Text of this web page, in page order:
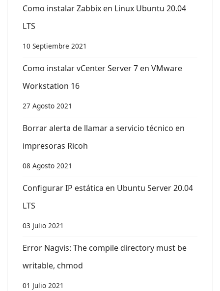
Como instalar Zabbix en Linux Ubuntu 20.04
LTS
10 Septiembre 2021
Como instalar vCenter Server 7 en VMware
Workstation 16
27 Agosto 2021
Borrar alerta de llamar a servicio técnico en
impresoras Ricoh
08 Agosto 2021
Configurar IP estática en Ubuntu Server 20.04
LTS
03 Julio 2021
Error Nagvis: The compile directory must be
writable, chmod
01 Julio 2021